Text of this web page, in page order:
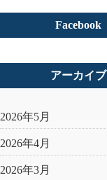
Facebook
アーカイブ
2026年5月
2026年4月
2026年3月